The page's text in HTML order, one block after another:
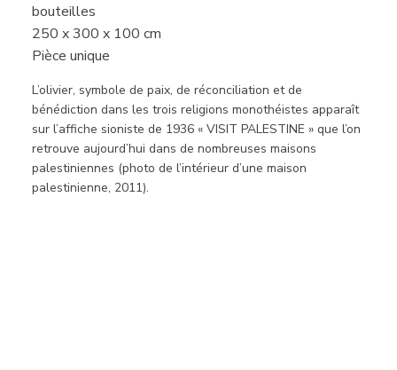
bouteilles
250 x 300 x 100 cm
Pièce unique
L’olivier, symbole de paix, de réconciliation et de
bénédiction dans les trois religions monothéistes apparaît
sur l’affiche sioniste de 1936 « VISIT PALESTINE » que l’on
retrouve aujourd’hui dans de nombreuses maisons
palestiniennes (photo de l’intérieur d’une maison
palestinienne, 2011).